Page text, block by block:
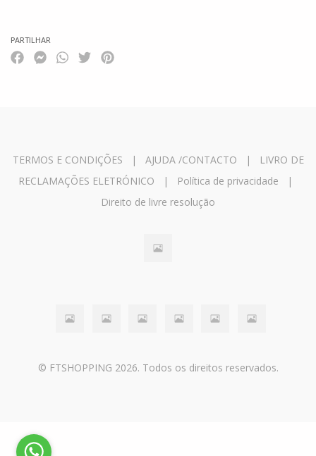
PARTILHAR
TERMOS E CONDIÇÕES | AJUDA /CONTACTO |
LIVRO DE
RECLAMAÇÕES ELETRÓNICO | Política de privacidade |
Direito de livre resolução
© FTSHOPPING 2026. Todos os direitos reservados.